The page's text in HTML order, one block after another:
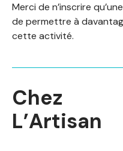
Merci de n’inscrire
de permettre à
cette activité.
Chez
L’Artisan